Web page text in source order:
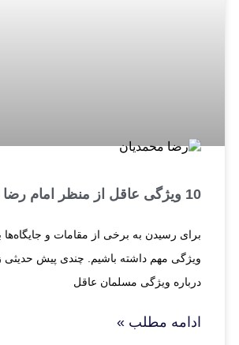
10 ویژگی عاقل از منظر امام رضا
برای رسیدن به برخی از مقامات و جایگاه‌ها
ویژگی مهم داشته باشیم. چندی پیش حدیثی
درباره ویژگی مسلمان عاقل
ادامه مطلب »